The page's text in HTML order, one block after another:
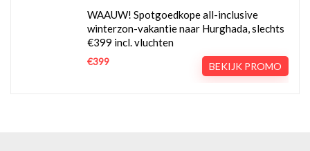
WAAUW! Spotgoedkope all-inclusive
winterzon-vakantie naar Hurghada, slechts
€399 incl. vluchten
€399 BEKIJK PROMO